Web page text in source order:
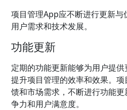
项目管理App应不断进行更新与
用户需求和技术发展。
功能更新
定期的功能更新能够为用户提供
提升项目管理的效率和效果。
馈和市场需求，不断进行功能
争力和用户满意度。